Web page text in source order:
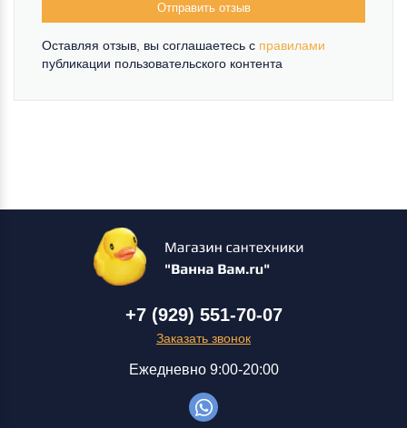
Отправить отзыв
Оставляя отзыв, вы соглашаетесь c правилами
публикации пользовательского контента
+7 (929) 551-70-07
Заказать звонок
Ежедневно 9:00-20:00